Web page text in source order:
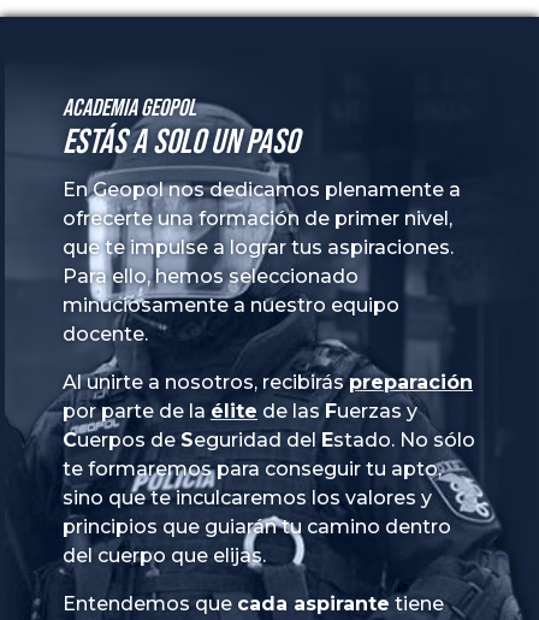
Academia GeoPol
Estás a solo un paso
En Geopol nos dedicamos plenamente a
ofrecerte una formación de primer nivel,
que te impulse a lograr tus aspiraciones.
Para ello, hemos seleccionado
minuciosamente a nuestro equipo
docente.
Al unirte a nosotros, recibiráspreparación
por parte de la élite de las Fuerzas y
Cuerpos de Seguridad del Estado. No sólo
te formaremos para conseguir tu apto,
sino que te inculcaremos los valores y
principios que guiarán tu camino dentro
del cuerpo que elijas.
Entendemos que cada aspirante tiene